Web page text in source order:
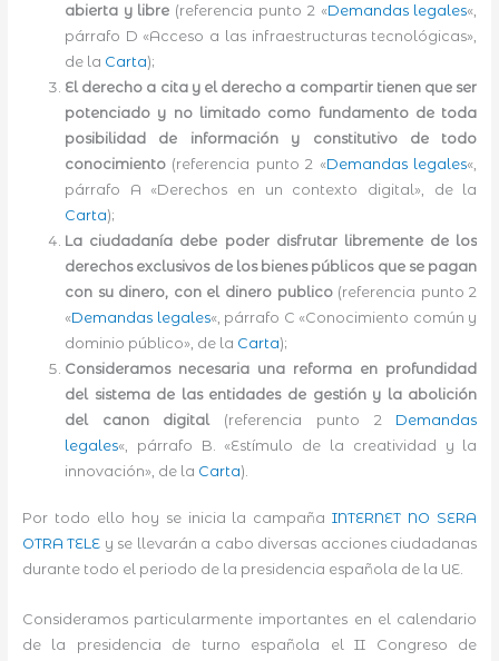
abierta y libre (referencia punto 2 «Demandas legales«,
párrafo D «Acceso a las infraestructuras tecnológicas»,
de la Carta);
El derecho a cita y el derecho a compartir tienen que ser
potenciado y no limitado como fundamento de toda
posibilidad de información y constitutivo de todo
conocimiento (referencia punto 2 «Demandas legales«,
párrafo A «Derechos en un contexto digital», de la
Carta);
La ciudadanía debe poder disfrutar libremente de los
derechos exclusivos de los bienes públicos que se pagan
con su dinero, con el dinero publico (referencia punto 2
«Demandas legales«, párrafo C «Conocimiento común y
dominio público», de la Carta);
Consideramos necesaria una reforma en profundidad
del sistema de las entidades de gestión y la abolición
del canon digital (referencia punto 2 Demandas
legales«, párrafo B. «Estímulo de la creatividad y la
innovación», de la Carta).
Por todo ello hoy se inicia la campañaINTERNET NO SERA
OTRA TELE y se llevarán a cabo diversas acciones ciudadanas
durante todo el periodo de la presidencia española de la UE.
Consideramos particularmente importantes en el calendario
de la presidencia de turno española el II Congreso de